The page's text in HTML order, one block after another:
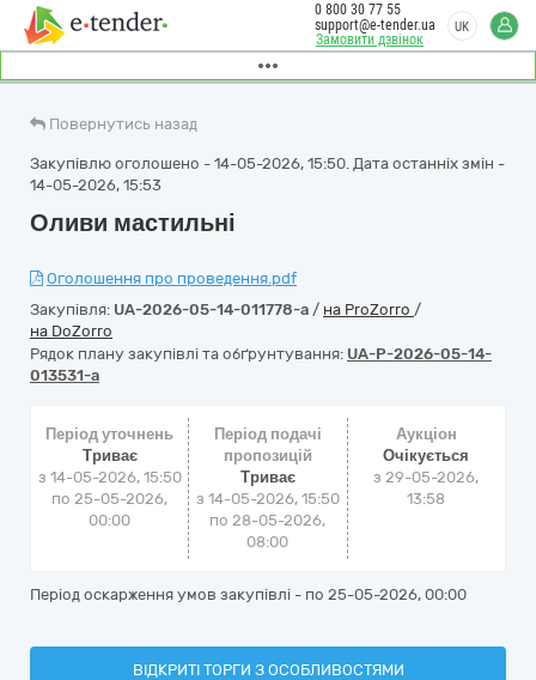
Замовити дзвінок
0 800 30 77 55
support@e-tender.ua
UK
Повернутись назад
Закупівлю оголошено - 14-05-2026, 15:50. Дата останніх змін -
14-05-2026, 15:53
Оливи мастильні
Оголошення про проведення.pdf
Закупівля: UA-2026-05-14-011778-a / на ProZorro /
на DoZorro
Рядок плану закупівлі та обґрунтування: UA-P-2026-05-14-
013531-a
Період уточнень
Триває
з 14-05-2026, 15:50
по 25-05-2026,
00:00
Період подачі
пропозицій
Триває
з 14-05-2026, 15:50
по 28-05-2026,
08:00
Аукціон
Очікується
з29-05-2026,
13:58
Період оскарження умов закупівлі - по 25-05-2026, 00:00
ВІДКРИТІ ТОРГИ З ОСОБЛИВОСТЯМИ